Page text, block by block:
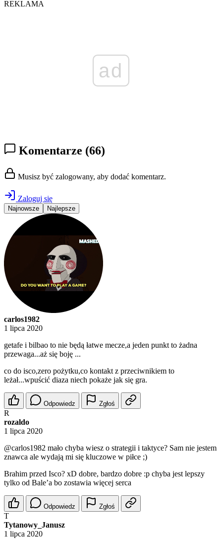
REKLAMA
ad
Komentarze (66)
Musisz być zalogowany, aby dodać komentarz.
Zaloguj się
Najnowsze Najlepsze
carlos1982
1 lipca 2020
getafe i bilbao to nie będą łatwe mecze,a jeden punkt to żadna
przewaga...aż się boję ...
co do isco,zero pożytku,co kontakt z przeciwnikiem to
leżał...wpuścić diaza niech pokaże jak się gra.
Odpowiedz Zgłoś
R
rozaldo
1 lipca 2020
@carlos1982 mało chyba wiesz o strategii i taktyce? Sam nie jestem
znawca ale wydają mi się kluczowe w piłce ;)
Brahim przed Isco? xD dobre, bardzo dobre :p chyba jest lepszy
tylko od Bale’a bo zostawia więcej serca
Odpowiedz Zgłoś
T
Tytanowy_Janusz
1 lipca 2020